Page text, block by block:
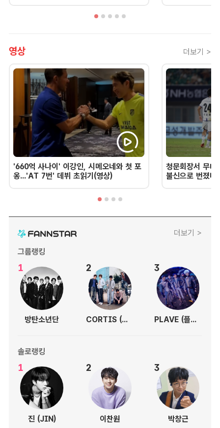
영상 더보기 >
'660억 사나이' 이강인, 시메오네와 첫 포
옹...'AT 7번' 데뷔 초읽기(영상)
청문회장서 무너
불신으로 번졌
더보기 >
그룹랭킹
1
방탄소년단
2
CORTIS (코르티스)
3
PLAVE (플레이브)
솔로랭킹
1
진 (JIN)
2
이찬원
3
박창근